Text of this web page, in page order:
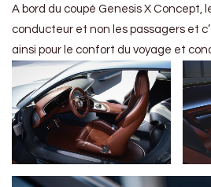
A bord du coupé Genesis X Concept,
conducteur et non les passagers et
ainsi pour le confort du voyage et